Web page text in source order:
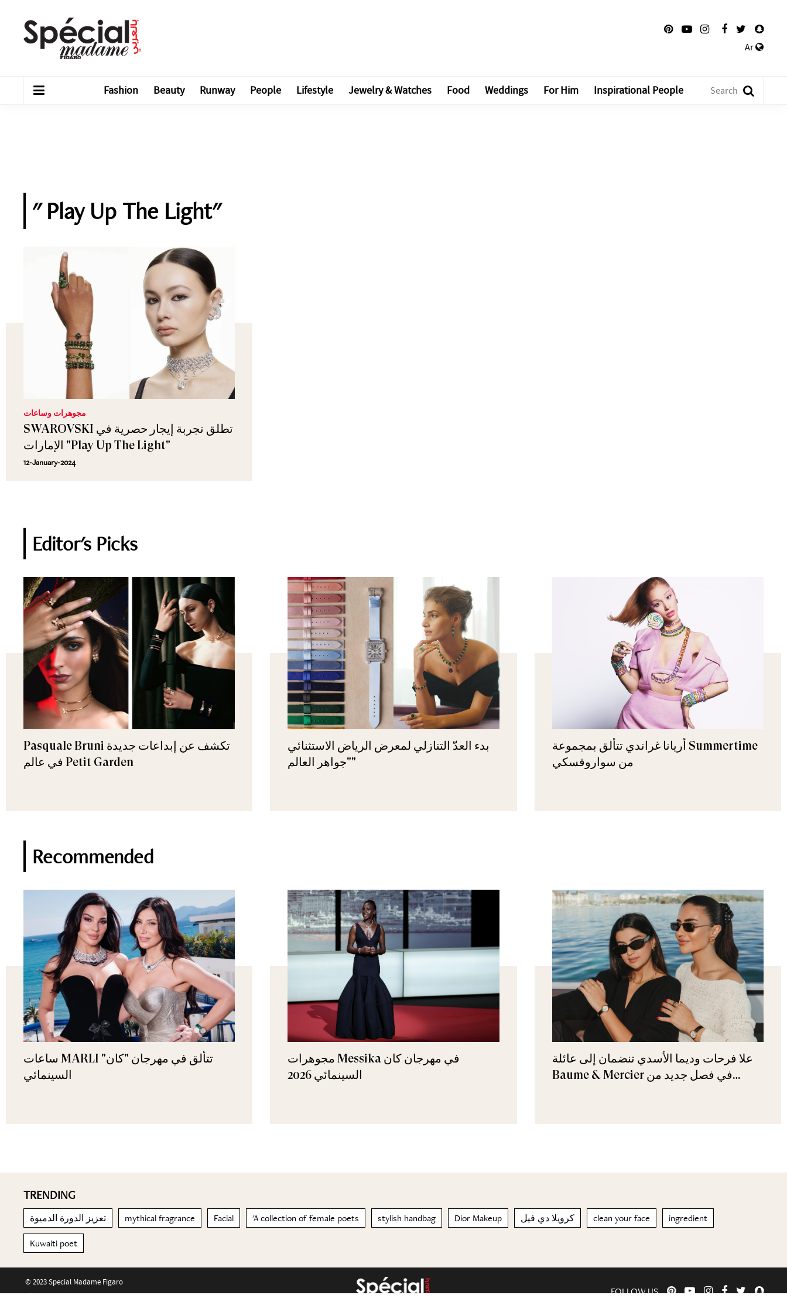
Ar
Fashion Beauty Runway People Lifestyle Jewelry & Watches Food Weddings For Him Inspirational People
" Play Up The Light"
مجوهرات وساعات
SWAROVSKI تطلق تجربة إيجار حصرية في
الإمارات "Play Up The Light"
12-January-2024
Editor's Picks
Pasquale Bruni تكشف عن إبداعات جديدة
في عالم Petit Garden
بدء العدّ التنازلي لمعرض الرياض الاستثنائي
"جواهر العالم"
أريانا غراندي تتألق بمجموعة Summertime
من سواروفسكي
Recommended
ساعات MARLI تتألق في مهرجان "كان"
السينمائي
مجوهرات Messika في مهرجان كان
السينمائي 2026
علا فرحات وديما الأسدي تنضمان إلى عائلة
Baume & Mercier في فصل جديد من
TRENDING
تعزيز الدورة الدميوة mythical fragrance Facial 'A collection of female poets stylish handbag Dior Makeup كرويلا دي فيل clean your face ingredient
Kuwaiti poet
© 2023 Special Madame Figaro
About us Contact us FOLLOW US